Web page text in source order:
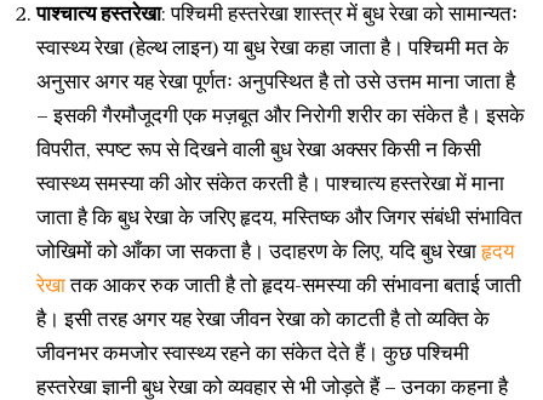
पाश्चात्य हस्तरेखा: पश्चिमी हस्तरेखा शास्त्र में बुध रेखा को सामान्यतः
स्वास्थ्य रेखा (हेल्थ लाइन) या बुध रेखा कहा जाता है। पश्चिमी मत के
अनुसार अगर यह रेखा पूर्णतः अनुपस्थित है तो उसे उत्तम माना जाता है
– इसकी गैरमौजूदगी एक मज़बूत और निरोगी शरीर का संकेत है। इसके
विपरीत, स्पष्ट रूप से दिखने वाली बुध रेखा अक्सर किसी न किसी
स्वास्थ्य समस्या की ओर संकेत करती है। पाश्चात्य हस्तरेखा में माना
जाता है कि बुध रेखा के जरिए हृदय, मस्तिष्क और जिगर संबंधी संभावित
जोखिमों को आँका जा सकता है। उदाहरण के लिए, यदि बुध रेखाहृदय
रेखातक आकर रुक जाती है तो हृदय-समस्या की संभावना बताई जाती
है। इसी तरह अगर यह रेखा जीवन रेखा को काटती है तो व्यक्ति के
जीवनभर कमजोर स्वास्थ्य रहने का संकेत देते हैं। कुछ पश्चिमी
हस्तरेखा ज्ञानी बुध रेखा को व्यवहार से भी जोड़ते हैं – उनका कहना है